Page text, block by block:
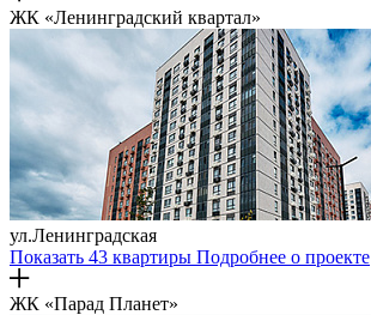
ЖК «Ленинградский квартал»
ул.Ленинградская
Показать 43 квартиры Подробнее о проекте
ЖК «Парад Планет»